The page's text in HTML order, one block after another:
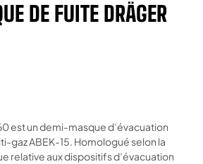
DE FUITE DRÄGER
est un demi-masque d’évacuation
gaz ABEK-15. Homologué selon la
relative aux dispositifs d’évacuation